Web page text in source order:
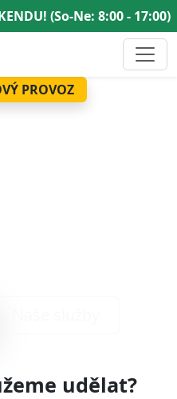
(So-Ne: 8:00 - 17:00)
PROVOZ
udělat?